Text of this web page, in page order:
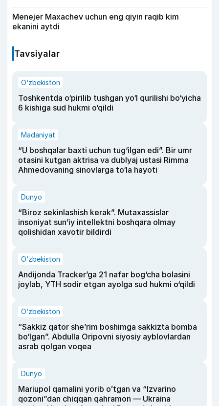
Menejer Maxachev uchun eng qiyin raqib kim
ekanini aytdi
Tavsiyalar
O‘zbekiston
Toshkentda o‘pirilib tushgan yo‘l qurilishi bo‘yicha
6 kishiga sud hukmi o‘qildi
Madaniyat
“U boshqalar baxti uchun tug‘ilgan edi”. Bir umr
otasini kutgan aktrisa va dublyaj ustasi Rimma
Ahmedovaning sinovlarga to‘la hayoti
Dunyo
“Biroz sekinlashish kerak”. Mutaxassislar
insoniyat sun’iy intellektni boshqara olmay
qolishidan xavotir bildirdi
O‘zbekiston
Andijonda Tracker’ga 21 nafar bog‘cha bolasini
joylab, YTH sodir etgan ayolga sud hukmi o‘qildi
O‘zbekiston
“Sakkiz qator she’rim boshimga sakkizta bomba
bo‘lgan”. Abdulla Oripovni siyosiy ayblovlardan
asrab qolgan voqea
Dunyo
Mariupol qamalini yorib oʻtgan va “Izvarino
qozoni”dan chiqqan qahramon — Ukraina